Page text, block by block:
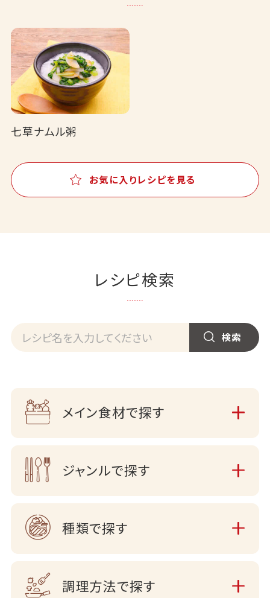
七草ナムル粥
お気に入りレシピを見る
レシピ検索
メイン食材で探す
ジャンルで探す
種類で探す
調理方法で探す